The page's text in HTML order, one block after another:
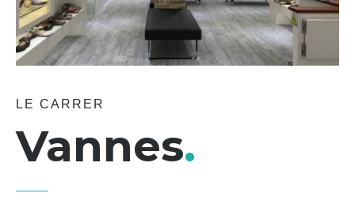
LE CARRER
Vannes.